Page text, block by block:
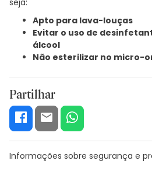
Apto para lava-louças
Evitar o uso de
álcool
Não esterilizar no micro-
Partilhar
Informações sobre segurança e